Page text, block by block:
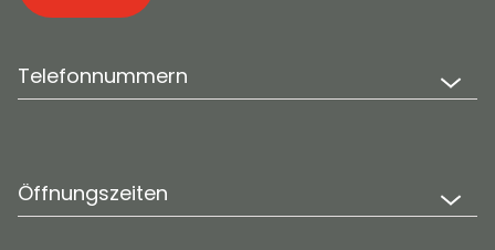
Telefonnummern
Öffnungszeiten